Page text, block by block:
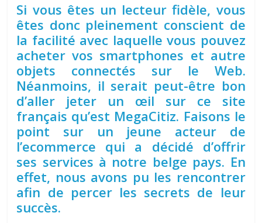
Si vous êtes un lecteur fidèle, vous
êtes donc pleinement conscient de
la facilité avec laquelle vous pouvez
acheter vos smartphones et autre
objets connectés sur le Web.
Néanmoins, il serait peut-être bon
d’aller jeter un œil sur ce site
français qu’est MegaCitiz. Faisons le
point sur un jeune acteur de
l’ecommerce qui a décidé d’offrir
ses services à notre belge pays. En
effet, nous avons pu les rencontrer
afin de percer les secrets de leur
succès.